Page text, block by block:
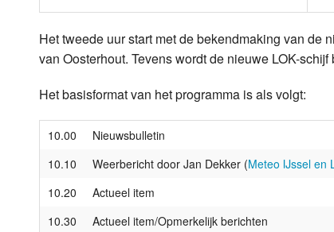
Het tweede uur start met de bekendmaking van de
van Oosterhout. Tevens wordt de nieuwe LOK-schijf
Het basisformat van het programma is als volgt:
10.00
Nieuwsbulletin
10.10
Weerbericht door Jan Dekker (Meteo IJssel en
10.20
Actueel item
10.30
Actueel item/Opmerkelijk berichten